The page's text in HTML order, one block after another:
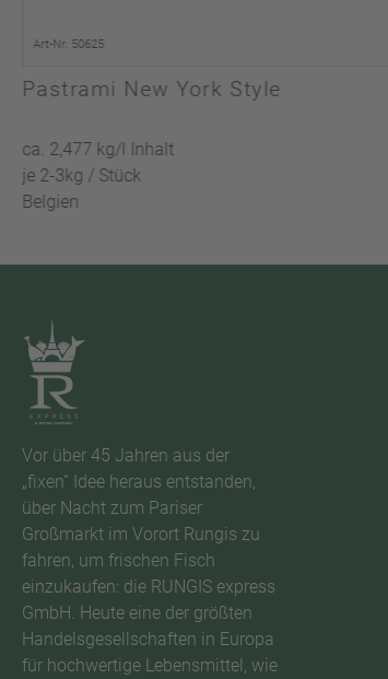
Art-Nr. 50625
Pastrami New York Style
ca. 2,477 kg/l Inhalt
je 2-3kg / Stück
Belgien
Vor über 45 Jahren aus der
„fixen“ Idee heraus entstanden,
über Nacht zum Pariser
Großmarkt im Vorort Rungis zu
fahren, um frischen Fisch
einzukaufen: die RUNGIS express
GmbH. Heute eine der größten
Handelsgesellschaften in Europa
für hochwertige Lebensmittel, wie